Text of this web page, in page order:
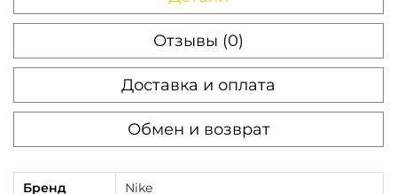
Отзывы (0)
Доставка и оплата
Обмен и возврат
Бренд Nike